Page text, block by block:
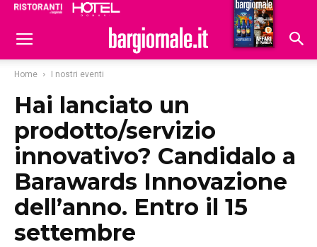
Hoteldomani
Home I nostri eventi
Hai lanciato un
prodotto/servizio
innovativo? Candidalo a
Barawards Innovazione
dell’anno. Entro il 15
settembre